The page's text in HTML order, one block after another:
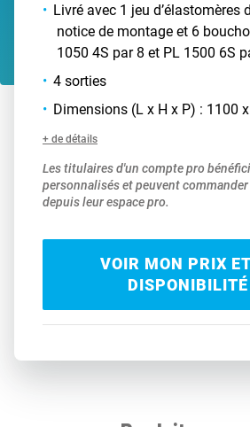
Livré avec 1 jeu d’élastomères
notice de montage et 6
1050 4S par 8 et PL 1500 6S
4 sorties
Dimensions (L x H x P) : 1100
+ de détails
Les titulaires d'un compte pro
personnalisés et peuvent
depuis leur espace pro.
VOIR MON PRIX
DISPONIBILITÉ